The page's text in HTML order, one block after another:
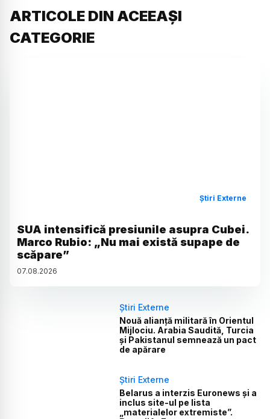
ARTICOLE DIN ACEEAȘI
CATEGORIE
Știri Externe
SUA intensifică presiunile asupra Cubei.
Marco Rubio: „Nu mai există supape de
scăpare”
07.08.2026
Știri Externe
Nouă alianță militară în Orientul
Mijlociu. Arabia Saudită, Turcia
și Pakistanul semnează un pact
de apărare
Știri Externe
Belarus a interzis Euronews și a
inclus site-ul pe lista
„materialelor extremiste”.